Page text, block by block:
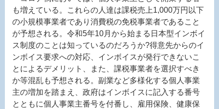
も増えている。これらの人達は課税売上1,000万円以下
の小規模事業者であり消費税の免税事業者であること
が予想される。令和5年10月から始まる日本型インボイ
ス制度のことは知っているのだろうか?得意先からのイ
ンボイス要求への対応、インボイスが発行できないこ
とによるデメリット、また、課税事業者を選択すべき
か等混乱も予想される。副業など多様化する個人事業
主の増加を踏まえ、政府はインボイスに記入する番号
とともに個人事業主番号を付番し、雇用保険、健康保